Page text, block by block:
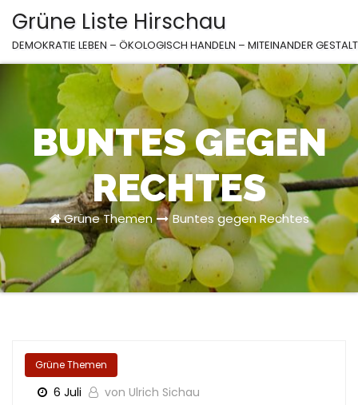
Inhalt
springen
Grüne Liste Hirschau
DEMOKRATIE LEBEN – ÖKOLOGISCH HANDELN – MITEINANDER
BUNTES GEGEN
RECHTES
Grüne Themen Buntes gegen Rechtes
Grüne Themen
6 Juli von Ulrich Sichau